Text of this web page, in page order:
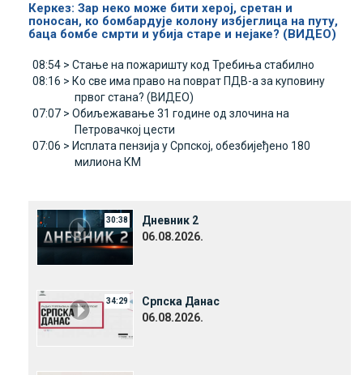
Керкез: Зар неко може бити херој, сретан и
поносан, ко бомбардује колону избјеглица на путу,
баца бомбе смрти и убија старе и нејаке? (ВИДЕО)
08:54 > Стање на пожаришту код Требиња стабилно
08:16 > Ко све има право на поврат ПДВ-а за куповину
првог стана? (ВИДЕО)
07:07 > Обиљежавање 31 године од злочина на
Петровачкој цести
07:06 > Исплата пензија у Српској, обезбијеђено 180
милиона КМ
30:38
Дневник 2
06.08.2026.
34:29
Српска Данас
06.08.2026.